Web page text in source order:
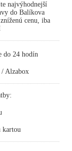
najvýhodnejší
do Balíkova
cenu, iba
do 24 hodín
Alzabox
kartou